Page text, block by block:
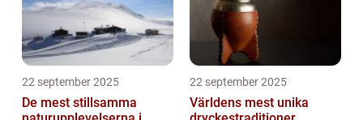
22 september 2025
De mest stillsamma
22 september 2025
Världens mest unika